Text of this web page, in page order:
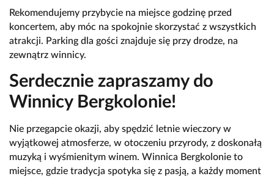
Rekomendujemy przybycie na miejsce godzinę przed
koncertem, aby móc na spokojnie skorzystać z wszystkich
atrakcji. Parking dla gości znajduje się przy drodze, na
zewnątrz winnicy.
Serdecznie zapraszamy do
Winnicy Bergkolonie!
Nie przegapcie okazji, aby spędzić letnie wieczory w
wyjątkowej atmosferze, w otoczeniu przyrody, z doskonałą
muzyką i wyśmienitym winem. Winnica Bergkolonie to
miejsce, gdzie tradycja spotyka się z pasją, a każdy moment